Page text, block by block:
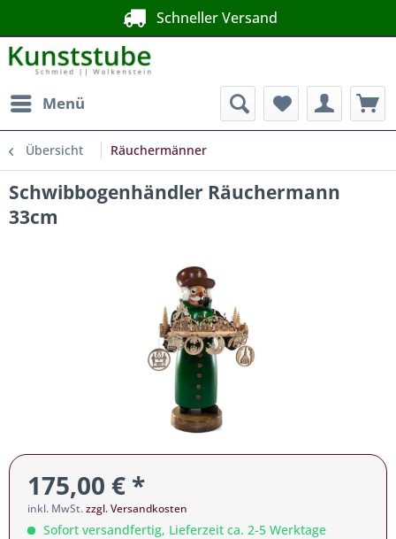
Schneller Versand
Menü
Übersicht Räuchermänner
Schwibbogenhändler Räuchermann
33cm
175,00 € *
inkl. MwSt.zzgl. Versandkosten
Sofort versandfertig, Lieferzeit ca. 2-5 Werktage